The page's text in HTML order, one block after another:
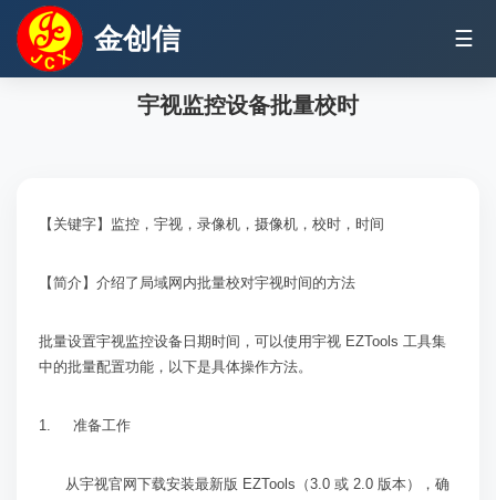
金创信 ☰
宇视监控设备批量校时
【关键字】监控，宇视，录像机，摄像机，校时，时间
【简介】介绍了局域网内批量校对宇视时间的方法
批量设置宇视监控设备日期时间，可以使用宇视 EZTools 工具集
中的批量配置功能，以下是具体操作方法。
1. 准备工作
从宇视官网下载安装最新版 EZTools （3.0 或 2.0 版本），确